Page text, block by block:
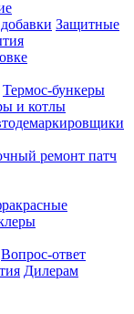
Защитные
Термос-бункеры
и котлы
ремонт патч
Вопрос-ответ
Дилерам